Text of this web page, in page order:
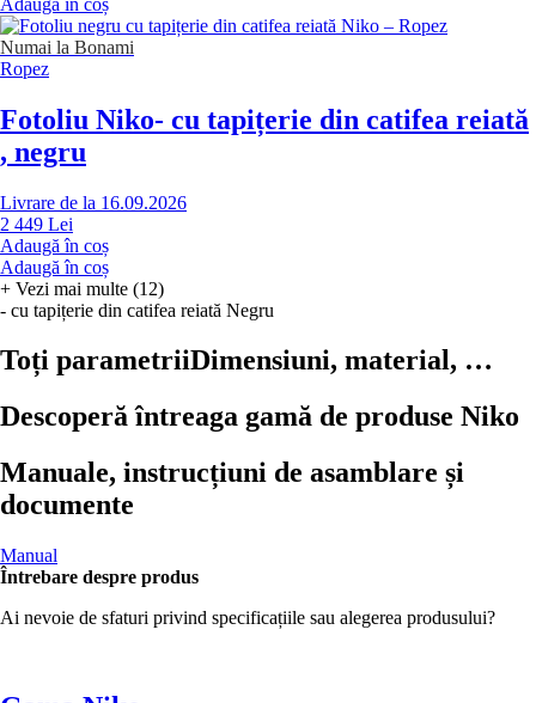
Numai la Bonami
Ropez
Fotoliu Niko- cu tapițerie din catifea reiată
, negru
Livrare de la 16.09.2026
2 449 Lei
Adaugă în coș
Adaugă în coș
+ Vezi mai multe (12)
- cu tapițerie din catifea reiată Negru
Toți parametriiDimensiuni, material, …
Descoperă întreaga gamă de produse Niko
Manuale, instrucțiuni de asamblare și
documente
Manual
Întrebare despre produs
Ai nevoie de sfaturi privind specificațiile sau alegerea produsului?